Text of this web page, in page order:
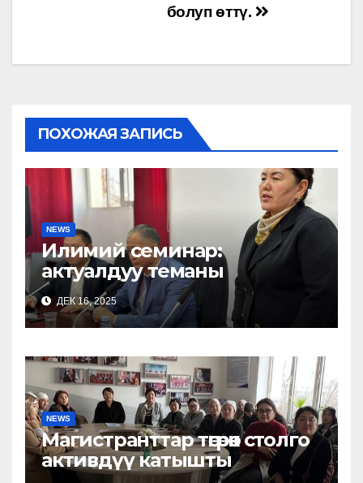
болуп өттү.
ПОХОЖАЯ ЗАПИСЬ
NEWS
Илимий семинар:
актуалдуу теманы
аныктоонун жолдору
талкууланды
ДЕК 16, 2025
NEWS
Магистранттар төгөрөк столго
активдүү катышты